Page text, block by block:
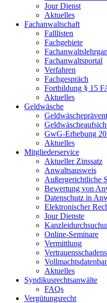
Jour Dienst
Aktuelles
Fachanwaltschaft
Falllisten
Fachgebiete
Fachanwaltsportal
Verfahren
Fachgespräch
Fortbildung § 15
Aktuelles
Geldwäsche
GwG-Erhebung
Aktuelles
Mitgliederservice
Aktueller Zinssatz
Anwaltsausweis
Außergerichtliche
Bewertung von
Datenschutz in
Elektronischer
Jour Dienste
Online-Seminare
Vermittlung
Aktuelles
Syndikusrechtsanwälte
FAQs
Vergütungsrecht